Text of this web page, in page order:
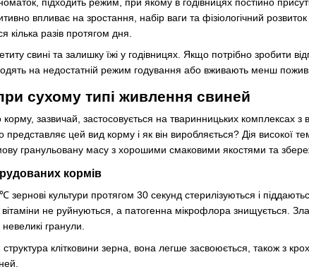
впливає на зростання, набір ваги та фізіологічний
кілька разів протягом дня.
свині та залишку їжі у годівницях. Якщо потрібно зробити
на недостатній режим годування або вживають менш
сухому типі живлення свиней
зазвичай, застосовується на тваринницьких комплексах
цей вид корму і як він виробляється? Дія високої
гранульовану масу з хорошими смаковими якостями та
кормів
культури протягом 30 секунд стерилізуються і
вітаміни не руйнуються, а патогенна мікрофлора знищується.
гранули.
структура клітковини зерна, вона легше засвоюється, також з